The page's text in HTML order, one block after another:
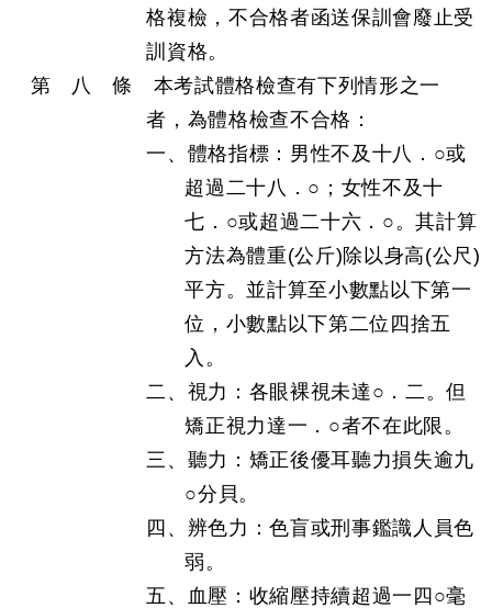
格複檢，不合格者函送保訓會廢止受
訓資格。
第 八 條 本考試體格檢查有下列情形之一
者，為體格檢查不合格：
一、體格指標：男性不及十八．○或
超過二十八．○；女性不及十
七．○或超過二十六．○。其計算
方法為體重(公斤)除以身高(公尺)
平方。並計算至小數點以下第一
位，小數點以下第二位四捨五
入。
二、視力：各眼裸視未達○．二。但
矯正視力達一．○者不在此限。
三、聽力：矯正後優耳聽力損失逾九
○分貝。
四、辨色力：色盲或刑事鑑識人員色
弱。
五、血壓：收縮壓持續超過一四○毫